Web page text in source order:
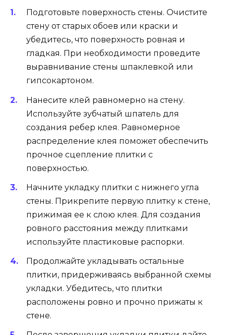
Подготовьте поверхность стены. Очистите
стену от старых обоев или краски и
убедитесь, что поверхность ровная и
гладкая. При необходимости проведите
выравнивание стены шпаклевкой или
гипсокартоном.
Нанесите клей равномерно на стену.
Используйте зубчатый шпатель для
создания ребер клея. Равномерное
распределение клея поможет обеспечить
прочное сцепление плитки с
поверхностью.
Начните укладку плитки с нижнего угла
стены. Прикрепите первую плитку к стене,
прижимая ее к слою клея. Для создания
ровного расстояния между плитками
используйте пластиковые распорки.
Продолжайте укладывать остальные
плитки, придерживаясь выбранной схемы
укладки. Убедитесь, что плитки
расположены ровно и прочно прижаты к
стене.